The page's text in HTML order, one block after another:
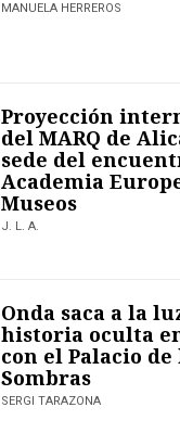
MANUELA HERREROS
Proyección
del MARQ de
sede del
Academia
Museos
J. L. A.
Onda saca a la
historia oculta
con el Palacio de
Sombras
SERGI TARAZONA